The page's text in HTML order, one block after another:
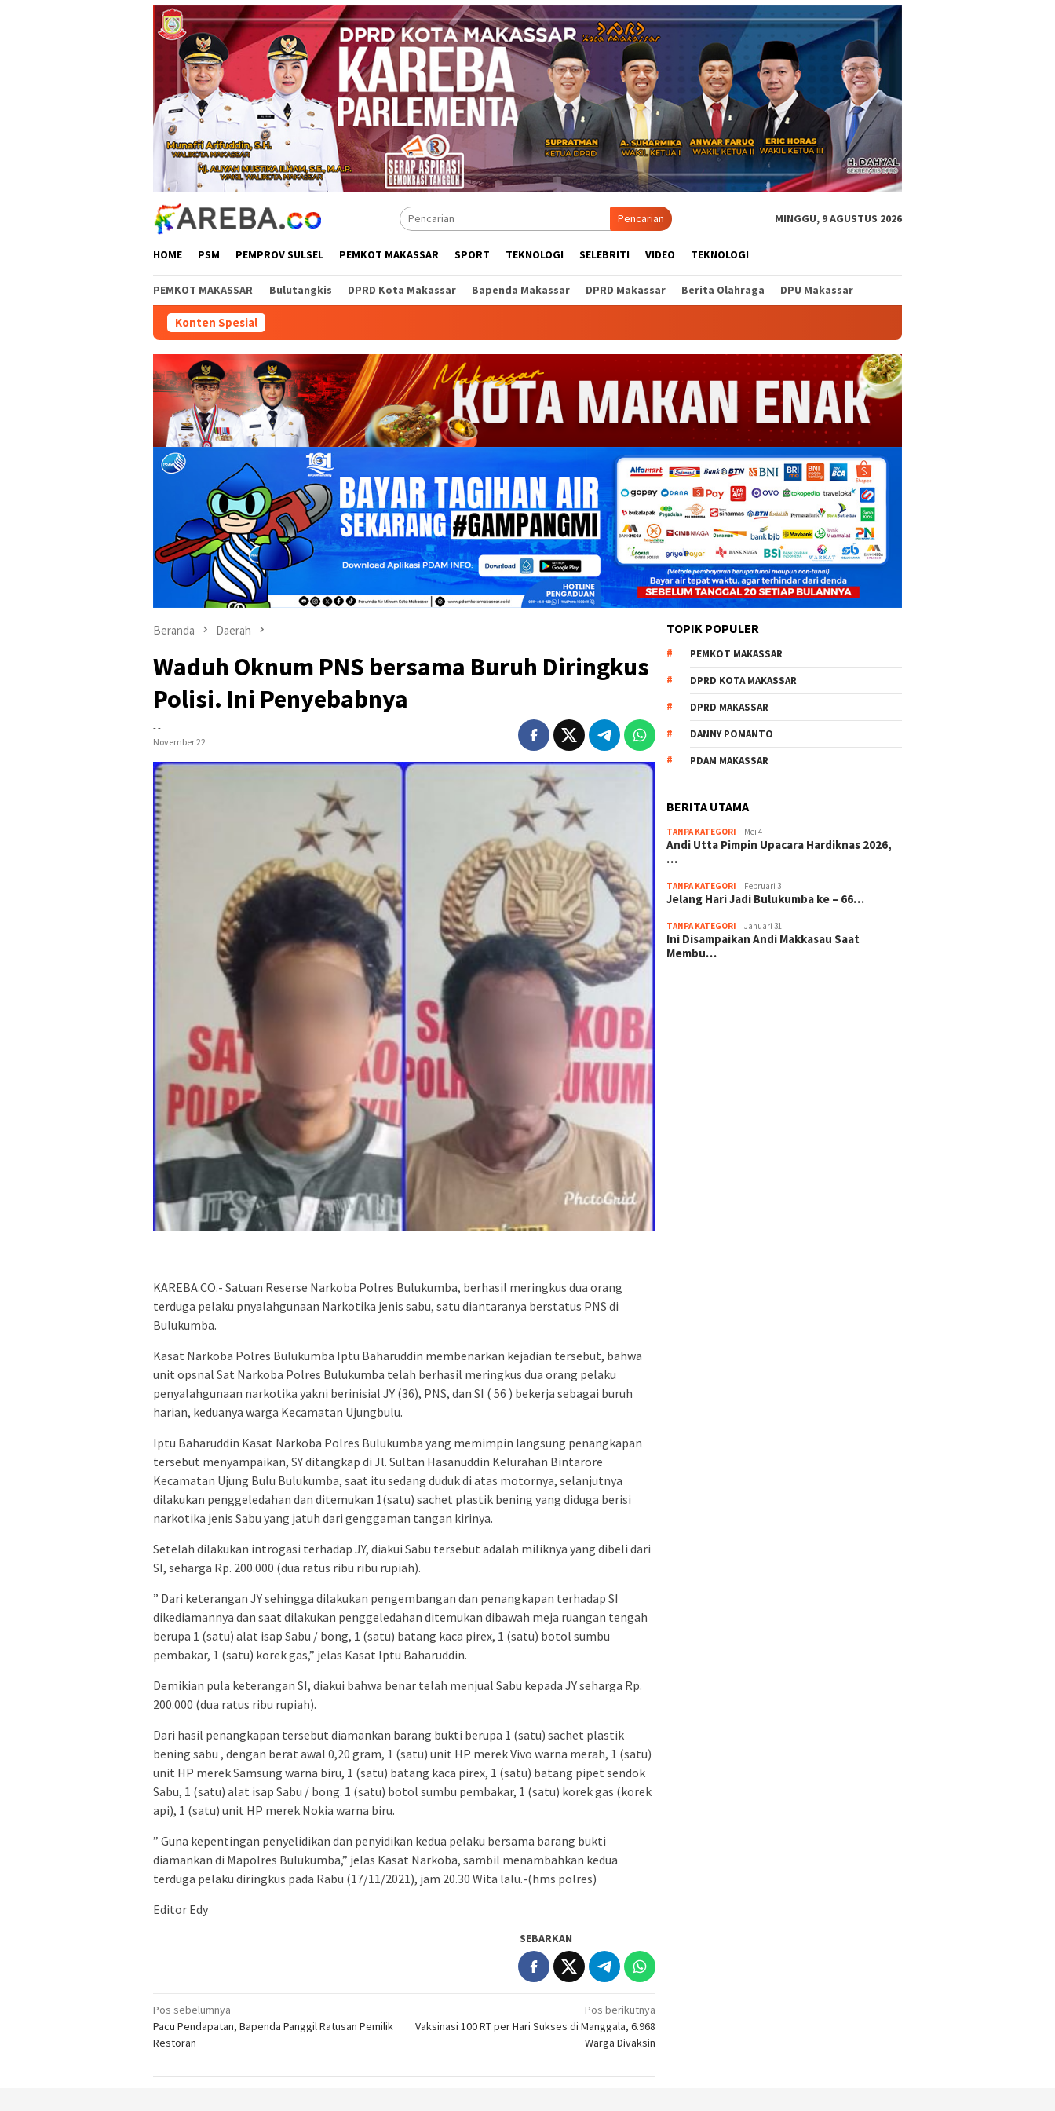
Pencarian MINGGU, 9 AGUSTUS 2026
HOME PSM PEMPROV SULSEL PEMKOT MAKASSAR SPORT TEKNOLOGI SELEBRITI VIDEO TEKNOLOGI
PEMKOT MAKASSAR Bulutangkis DPRD Kota Makassar Bapenda Makassar DPRD Makassar Berita Olahraga DPU Makassar
Konten Spesial
Beranda Daerah
Waduh Oknum PNS bersama Buruh Diringkus
Polisi. Ini Penyebabnya
- -
November 22
KAREBA.CO.- Satuan Reserse Narkoba Polres Bulukumba, berhasil meringkus dua orang
terduga pelaku pnyalahgunaan Narkotika jenis sabu, satu diantaranya berstatus PNS di
Bulukumba.
Kasat Narkoba Polres Bulukumba Iptu Baharuddin membenarkan kejadian tersebut, bahwa
unit opsnal Sat Narkoba Polres Bulukumba telah berhasil meringkus dua orang pelaku
penyalahgunaan narkotika yakni berinisial JY (36), PNS, dan SI ( 56 ) bekerja sebagai buruh
harian, keduanya warga Kecamatan Ujungbulu.
Iptu Baharuddin Kasat Narkoba Polres Bulukumba yang memimpin langsung penangkapan
tersebut menyampaikan, SY ditangkap di Jl. Sultan Hasanuddin Kelurahan Bintarore
Kecamatan Ujung Bulu Bulukumba, saat itu sedang duduk di atas motornya, selanjutnya
dilakukan penggeledahan dan ditemukan 1(satu) sachet plastik bening yang diduga berisi
narkotika jenis Sabu yang jatuh dari genggaman tangan kirinya.
Setelah dilakukan introgasi terhadap JY, diakui Sabu tersebut adalah miliknya yang dibeli dari
SI, seharga Rp. 200.000 (dua ratus ribu ribu rupiah).
” Dari keterangan JY sehingga dilakukan pengembangan dan penangkapan terhadap SI
dikediamannya dan saat dilakukan penggeledahan ditemukan dibawah meja ruangan tengah
berupa 1 (satu) alat isap Sabu / bong, 1 (satu) batang kaca pirex, 1 (satu) botol sumbu
pembakar, 1 (satu) korek gas,” jelas Kasat Iptu Baharuddin.
Demikian pula keterangan SI, diakui bahwa benar telah menjual Sabu kepada JY seharga Rp.
200.000 (dua ratus ribu rupiah).
Dari hasil penangkapan tersebut diamankan barang bukti berupa 1 (satu) sachet plastik
bening sabu , dengan berat awal 0,20 gram, 1 (satu) unit HP merek Vivo warna merah, 1 (satu)
unit HP merek Samsung warna biru, 1 (satu) batang kaca pirex, 1 (satu) batang pipet sendok
Sabu, 1 (satu) alat isap Sabu / bong. 1 (satu) botol sumbu pembakar, 1 (satu) korek gas (korek
api), 1 (satu) unit HP merek Nokia warna biru.
” Guna kepentingan penyelidikan dan penyidikan kedua pelaku bersama barang bukti
diamankan di Mapolres Bulukumba,” jelas Kasat Narkoba, sambil menambahkan kedua
terduga pelaku diringkus pada Rabu (17/11/2021), jam 20.30 Wita lalu.-(hms polres)
Editor Edy
SEBARKAN
Navigasi
pos
Pos sebelumnya
Pacu Pendapatan, Bapenda Panggil Ratusan Pemilik
Restoran
Pos berikutnya
Vaksinasi 100 RT per Hari Sukses di Manggala, 6.968
Warga Divaksin
TOPIK POPULER
PEMKOT MAKASSAR
DPRD KOTA MAKASSAR
DPRD MAKASSAR
DANNY POMANTO
PDAM MAKASSAR
BERITA UTAMA
TANPA KATEGORI Mei 4
Andi Utta Pimpin Upacara Hardiknas 2026,
…
TANPA KATEGORI Februari 3
Jelang Hari Jadi Bulukumba ke – 66…
TANPA KATEGORI Januari 31
Ini Disampaikan Andi Makkasau Saat
Membu…